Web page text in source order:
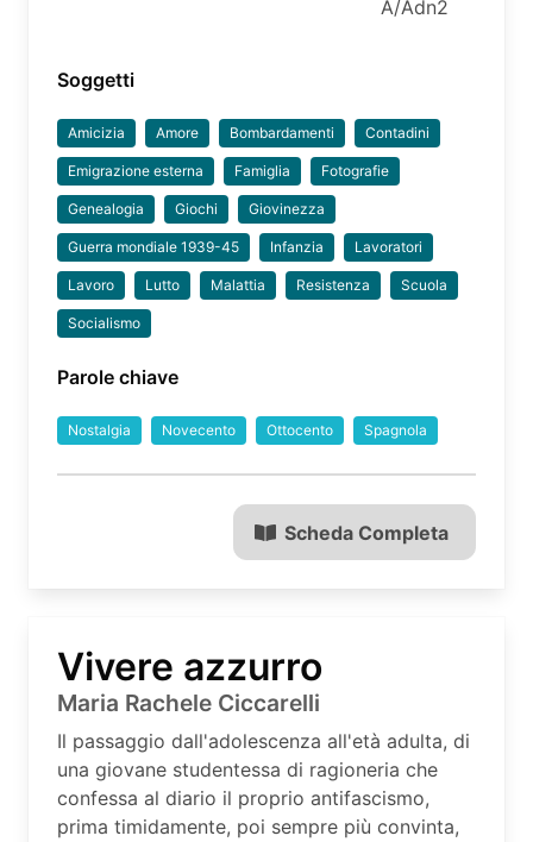
A/Adn2
Soggetti
Amicizia Amore Bombardamenti Contadini
Emigrazione esterna Famiglia Fotografie
Genealogia Giochi Giovinezza
Guerra mondiale 1939-45 Infanzia Lavoratori
Lavoro Lutto Malattia Resistenza Scuola
Socialismo
Parole chiave
Nostalgia Novecento Ottocento Spagnola
Scheda Completa
Vivere azzurro
Maria Rachele Ciccarelli
Il passaggio dall'adolescenza all'età adulta, di
una giovane studentessa di ragioneria che
confessa al diario il proprio antifascismo,
prima timidamente, poi sempre più convinta,